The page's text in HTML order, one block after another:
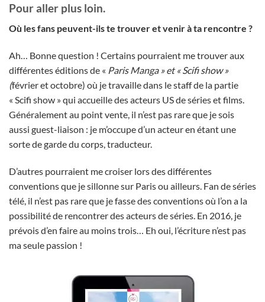
Pour aller plus loin.
Où les fans peuvent-ils te trouver et venir à ta rencontre ?
Ah… Bonne question ! Certains pourraient me trouver aux
différentes éditions de « Paris Manga » et « Scifi show »
(février et octobre) où je travaille dans le staff de la partie
« Scifi show » qui accueille des acteurs US de séries et films.
Généralement au point vente, il n’est pas rare que je sois
aussi guest-liaison : je m’occupe d’un acteur en étant une
sorte de garde du corps, traducteur.
D’autres pourraient me croiser lors des différentes
conventions que je sillonne sur Paris ou ailleurs. Fan de séries
télé, il n’est pas rare que je fasse des conventions où l’on a la
possibilité de rencontrer des acteurs de séries. En 2016, je
prévois d’en faire au moins trois… Eh oui, l’écriture n’est pas
ma seule passion !